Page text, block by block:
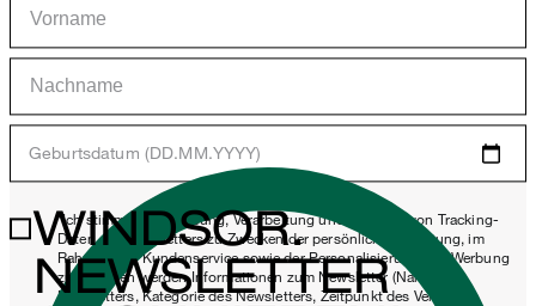
Geburtsdatum (DD.MM.YYYY)
*Ich stimme der Erhebung, Verarbeitung und Nutzung von Tracking-
Daten des Newsletters zu Zwecken der persönlichen Beratung, im
Rahmen des Kundenservice sowie der Personalisierung von Werbung
zu. Erhoben werden Informationen zum Newsletter (Name des
Newsletters, Kategorie des Newsletters, Zeitpunkt des Versands,
WINDSOR.
NEWSLETTER